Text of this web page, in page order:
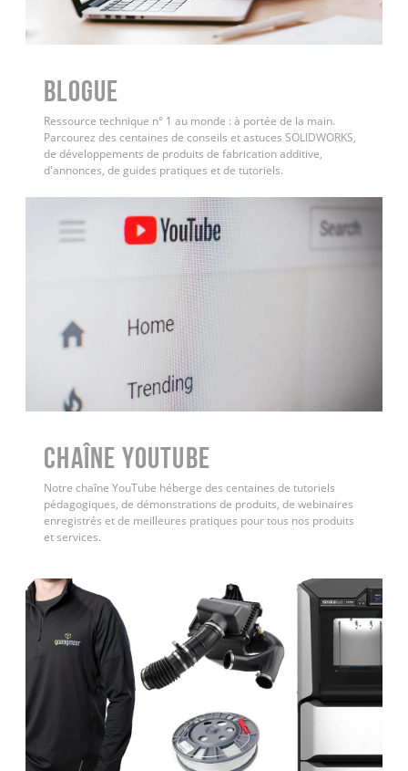
BLOGUE
Ressource technique n° 1 au monde : à portée de la main.
Parcourez des centaines de conseils et astuces SOLIDWORKS,
de développements de produits de fabrication additive,
d'annonces, de guides pratiques et de tutoriels.
Chaîne YouTube
Notre chaîne YouTube héberge des centaines de tutoriels
pédagogiques, de démonstrations de produits, de webinaires
enregistrés et de meilleures pratiques pour tous nos produits
et services.